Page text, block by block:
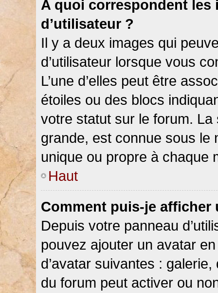
A quoi correspondent les
d’utilisateur ?
Il y a deux images qui
d’utilisateur lorsque vous
L’une d’elles peut être
étoiles ou des blocs
votre statut sur le forum.
grande, est connue sous le
unique ou propre à chaque
Haut
Comment puis-je afficher
Depuis votre panneau
pouvez ajouter un avatar
d’avatar suivantes :
du forum peut activer ou